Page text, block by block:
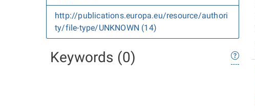
http://publications.europa.eu/resource/authori
ty/file-type/UNKNOWN (14)
Keywords (0)